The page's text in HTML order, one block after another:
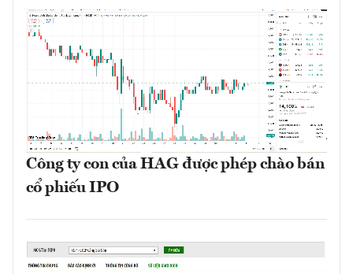
Công ty con của HAG được phép chào bán
cổ phiếu IPO